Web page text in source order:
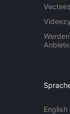
Videezy
English